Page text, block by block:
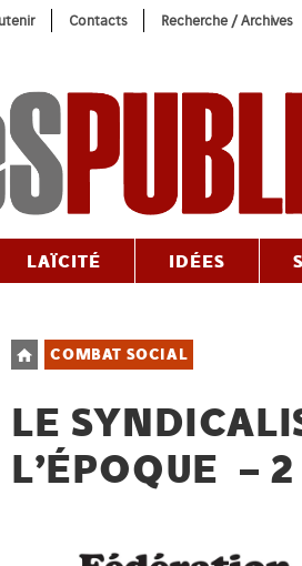
Contacts Recherche / Archives
LAÏCITÉ IDÉES
Post
category:
COMBAT SOCIAL
LE
L’ÉPOQUE – 2